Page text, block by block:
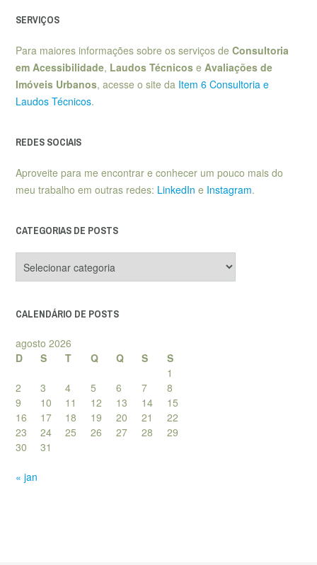
SERVIÇOS
Para maiores informações sobre os serviços de Consultoria
em Acessibilidade, Laudos Técnicos e Avaliações de
Imóveis Urbanos, acesse o site da Item 6 Consultoria e
Laudos Técnicos.
REDES SOCIAIS
Aproveite para me encontrar e conhecer um pouco mais do
meu trabalho em outras redes: LinkedIn e Instagram.
CATEGORIAS DE POSTS
de
CALENDÁRIO DE POSTS
agosto 2026
D
S T Q Q S
S
1
2
3 4 5 6 7
8
9
10 11 12 13 14
15
16
17 18 19 20 21
22
23
24 25 26 27 28
29
30
31
« jan